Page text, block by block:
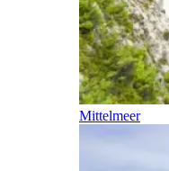
Mittelmeer